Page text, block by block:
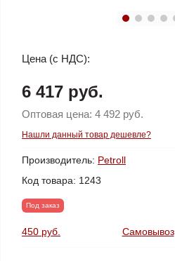
Производитель: Petroll
Код товара: 1243
Под заказ
450 руб. Самовывоз
Цена (с НДС):
6 417 руб.
Оптовая цена: 4 492 руб.
Нашли данный товар дешевле?